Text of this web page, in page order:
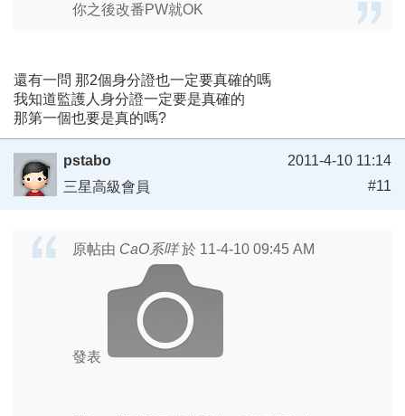
你之後改番PW就OK
還有一問 那2個身分證也一定要真確的嗎
我知道監護人身分證一定要是真確的
那第一個也要是真的嗎?
pstabo
三星高級會員
2011-4-10 11:14
#11
原帖由 CaO系咩於 11-4-10 09:45 AM
發表